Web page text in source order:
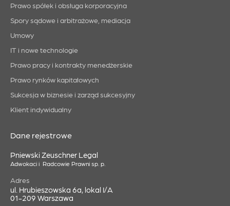
Prawo spółek i obsługa korporacyjna
Spory sądowe i arbitrażowe, mediacja
Umowy
IT i nowe technologie
Prawo pracy i kontrakty menedżerskie
Prawo rynków kapitałowych
Sukcesja w biznesie i zarząd sukcesyjny
Klient indywidualny
Dane rejestrowe
Pniewski Zeuschner Legal
Adwokaci i Radcowie Prawni sp. p.
Adres
ul. Hrubieszowska 6a, lokal I/A
01-209 Warszawa